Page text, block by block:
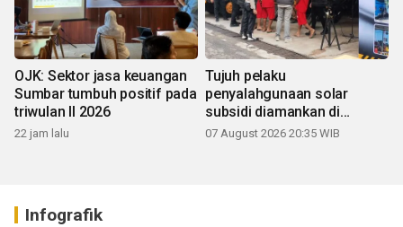
OJK: Sektor jasa keuangan
Sumbar tumbuh positif pada
triwulan II 2026
22 jam lalu
Tujuh pelaku
penyalahgunaan solar
subsidi diamankan di
Sumbar
07 August 2026 20:35 WIB
Infografik